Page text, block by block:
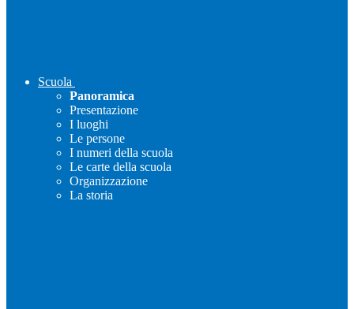
Scuola
Panoramica
Presentazione
I luoghi
Le persone
I numeri della scuola
Le carte della scuola
Organizzazione
La storia